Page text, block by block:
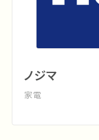
ノジマ
家電